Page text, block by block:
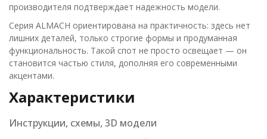
производителя подтверждает надежность модели.
Серия ALMACH ориентирована на практичность: здесь нет
лишних деталей, только строгие формы и продуманная
функциональность. Такой спот не просто освещает — он
становится частью стиля, дополняя его современными
акцентами.
Характеристики
Инструкции, схемы, 3D модели